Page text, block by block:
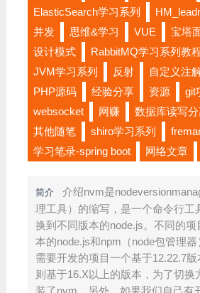
ElasticSearch学习系列
并发
思维&学习 VUE 宝塔
设计模式
RabbitMQ学习系列教
JVM学习系列
反射 自定义注
PHP源码
经验分享 资源
git
websocket
网赚 数据库读写
其他随笔
shiro学习系列
学习笔录-spring boot
网络文章
简介
介绍nvm是
理工具）的缩写，是一个命令行工
换到不同版本的node.js。不同的项
本的node.js和npm（node包管理
需要开发的项目一个基于12.22.7
则基于16.X以上的版本，为了切换
装了nvm。另外，如果我们自己有